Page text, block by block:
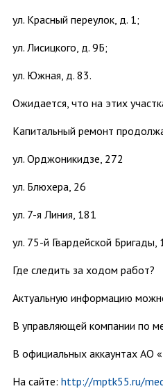
ул. Красный переулок, д. 1;
ул. Лисицкого, д. 9Б;
ул. Южная, д. 83.
Ожидается, что на этих
Капитальный ремонт
ул. Орджоникидзе, 272
ул. Блюхера, 26
ул. 7-я Линия, 181
ул. 75-й Гвардейской Бригады,
Где следить за ходом работ?
Актуальную информацию
В управляющей компании по
В официальных аккаунтах АО
На сайте: http://mptk55.ru/